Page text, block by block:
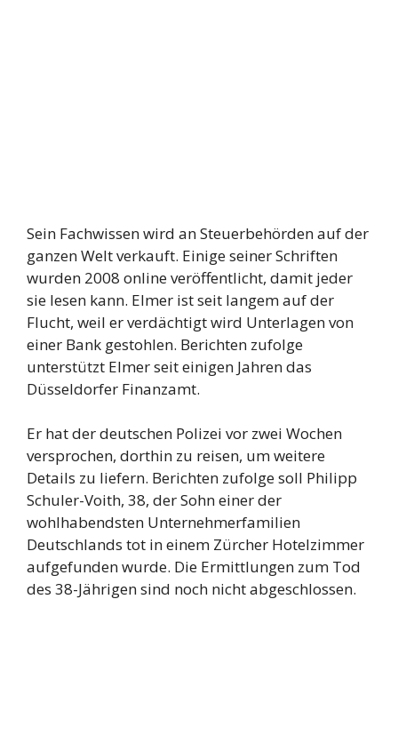
Sein Fachwissen wird an Steuerbehörden auf der
ganzen Welt verkauft. Einige seiner Schriften
wurden 2008 online veröffentlicht, damit jeder
sie lesen kann. Elmer ist seit langem auf der
Flucht, weil er verdächtigt wird Unterlagen von
einer Bank gestohlen. Berichten zufolge
unterstützt Elmer seit einigen Jahren das
Düsseldorfer Finanzamt.
Er hat der deutschen Polizei vor zwei Wochen
versprochen, dorthin zu reisen, um weitere
Details zu liefern. Berichten zufolge soll Philipp
Schuler-Voith, 38, der Sohn einer der
wohlhabendsten Unternehmerfamilien
Deutschlands tot in einem Zürcher Hotelzimmer
aufgefunden wurde. Die Ermittlungen zum Tod
des 38-Jährigen sind noch nicht abgeschlossen.